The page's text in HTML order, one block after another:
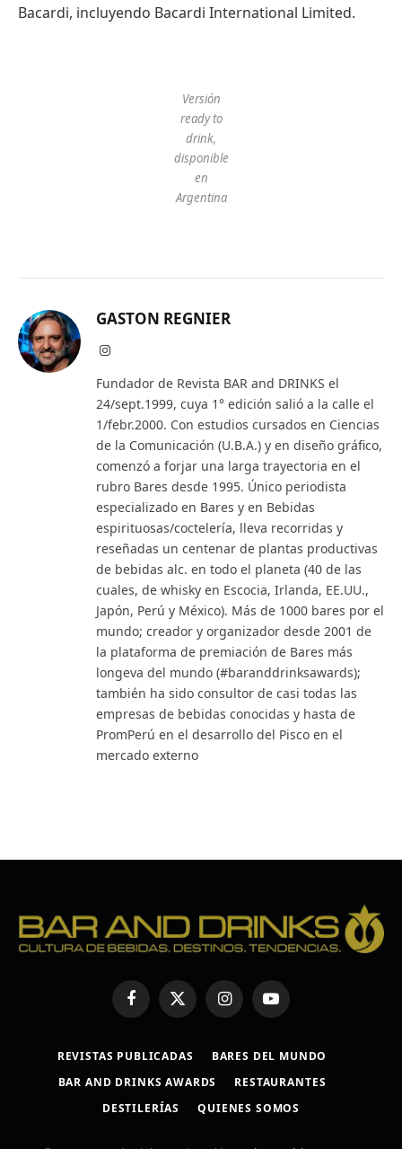
Bacardi, incluyendo Bacardi International Limited.
Versión
ready to
drink,
disponible
en
Argentina
GASTON REGNIER
Instagram
Fundador de Revista BAR and DRINKS el
24/sept.1999, cuya 1° edición salió a la calle el
1/febr.2000. Con estudios cursados en Ciencias
de la Comunicación (U.B.A.) y en diseño gráfico,
comenzó a forjar una larga trayectoria en el
rubro Bares desde 1995. Único periodista
especializado en Bares y en Bebidas
espirituosas/coctelería, lleva recorridas y
reseñadas un centenar de plantas productivas
de bebidas alc. en todo el planeta (40 de las
cuales, de whisky en Escocia, Irlanda, EE.UU.,
Japón, Perú y México). Más de 1000 bares por el
mundo; creador y organizador desde 2001 de
la plataforma de premiación de Bares más
longeva del mundo (#baranddrinksawards);
también ha sido consultor de casi todas las
empresas de bebidas conocidas y hasta de
PromPerú en el desarrollo del Pisco en el
mercado externo
FacebookX
(Twitter)
InstagramYouTube
REVISTAS PUBLICADAS
BARES DEL MUNDO
BAR AND DRINKS AWARDS
RESTAURANTES
DESTILERÍAS
QUIENES SOMOS